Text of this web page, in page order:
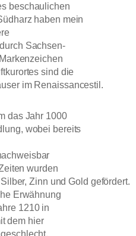
beschaulichen
haben mein
Sachsen-
sind die
im Renaissancestil.
das Jahr 1000
wobei bereits
wurden
Zinn und Gold gefördert.
Erwähnung
1210 in
dem hier